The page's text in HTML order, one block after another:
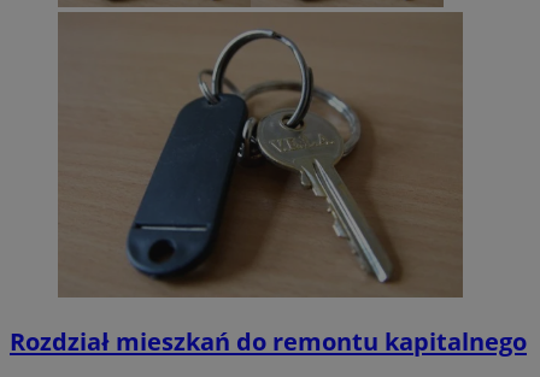
Rozdział mieszkań do remontu kapitalnego